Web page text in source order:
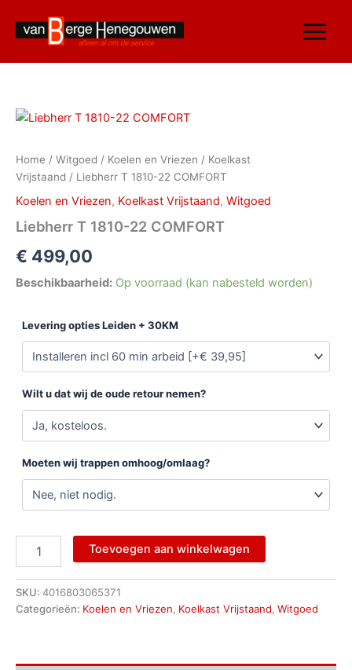
inhoud
Home / Witgoed / Koelen en Vriezen / Koelkast
Vrijstaand / Liebherr T 1810-22 COMFORT
Koelen en Vriezen, Koelkast Vrijstaand, Witgoed
Liebherr T 1810-22 COMFORT
€ 499,00
Beschikbaarheid: Op voorraad (kan nabesteld worden)
Levering opties Leiden + 30KM
Wilt u dat wij de oude retour nemen?
Moeten wij trappen omhoog/omlaag?
Liebherr
22
COMFORT
aantal
Toevoegen aan winkelwagen
SKU: 4016803065371
Categorieën: Koelen en Vriezen, Koelkast Vrijstaand, Witgoed